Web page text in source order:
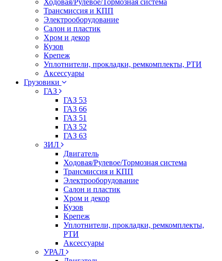
Ходовая/Рулевое/Тормозная система
Трансмиссия и КПП
Электрооборудование
Салон и пластик
Хром и декор
Кузов
Крепеж
Уплотнители, прокладки, ремкомплекты, РТИ
Аксессуары
Грузовики
ГАЗ
ГАЗ 53
ГАЗ 66
ГАЗ 51
ГАЗ 52
ГАЗ 63
ЗИЛ
Двигатель
Ходовая/Рулевое/Тормозная система
Трансмиссия и КПП
Электрооборудование
Салон и пластик
Хром и декор
Кузов
Крепеж
Уплотнители, прокладки, ремкомплекты,
РТИ
Аксессуары
УРАЛ